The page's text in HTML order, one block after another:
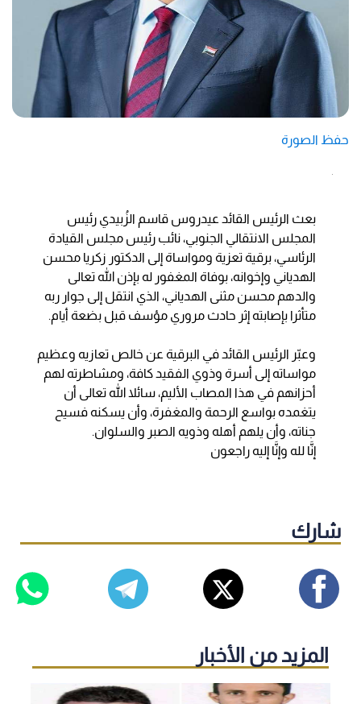
حفظ الصورة
بعث الرئيس القائد عيدروس قاسم الزُبيدي رئيس
المجلس الانتقالي الجنوبي، نائب رئيس مجلس القيادة
الرئاسي، برقية تعزية ومواساة إلى الدكتور زكريا محسن
الهدياني وإخوانه، بوفاة المغفور له بإذن الله تعالى
والدهم محسن مثنى الهدياني، الذي انتقل إلى جوار ربه
متأثرا بإصابته إثر حادث مروري مؤسف قبل بضعة أيام.
وعبّر الرئيس القائد في البرقية عن خالص تعازيه وعظيم
مواساته إلى أسرة وذوي الفقيد كافة، ومشاطرته لهم
أحزانهم في هذا المصاب الأليم، سائلا الله تعالى أن
يتغمده بواسع الرحمة والمغفرة، وأن يسكنه فسيح
جناته، وأن يلهم أهله وذويه الصبر والسلوان.
إنَّا لله وإنَّا إليه راجعون
شارك
المزيد من الأخبار